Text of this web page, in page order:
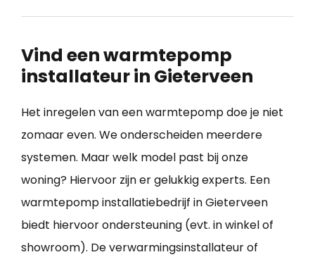
Vind een warmtepomp
installateur in Gieterveen
Het inregelen van een warmtepomp doe je niet
zomaar even. We onderscheiden meerdere
systemen. Maar welk model past bij onze
woning? Hiervoor zijn er gelukkig experts. Een
warmtepomp installatiebedrijf in Gieterveen
biedt hiervoor ondersteuning (evt. in winkel of
showroom). De verwarmingsinstallateur of